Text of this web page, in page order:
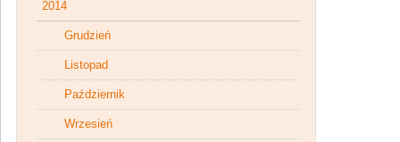
2014
Grudzień
Listopad
Październik
Wrzesień